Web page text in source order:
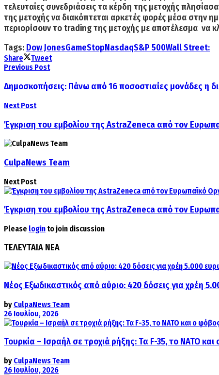
τελευταίες συνεδριάσεις τα κέρδη της μετοχής
της μετοχής να διακόπτεται αρκετές φορές μέσα
περιορίσουν το trading της μετοχής με αποτέλεσμα να
Tags: Dow JonesGameStopNasdaqS&P 500Wall Street:
Share
Tweet
Previous Post
Δημοσκοπήσεις: Πάνω από 16 ποσοστιαίες μονάδες η
Next Post
Έγκριση του εμβολίου της AstraZeneca από τον
CulpaNews Team
Next Post
Έγκριση του εμβολίου της AstraZeneca από τον
Please login to join discussion
ΤΕΛΕΥΤΑΙΑ ΝΕΑ
Νέος Εξωδικαστικός από αύριο: 420 δόσεις για χρέη
by CulpaNews Team
26 Ιουλίου, 2026
Τουρκία – Ισραήλ σε τροχιά ρήξης: Τα F-35, το ΝΑΤΟ
by CulpaNews Team
26 Ιουλίου, 2026